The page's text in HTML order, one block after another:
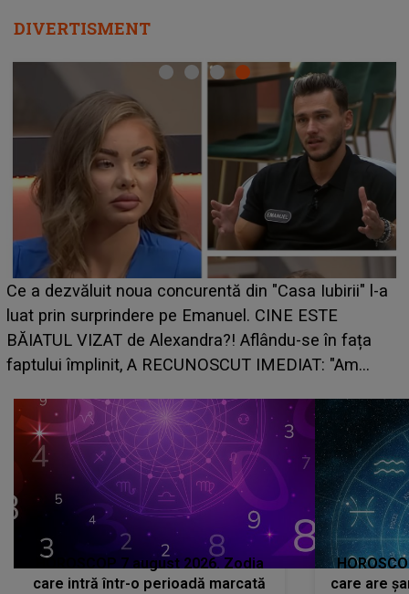
DIVERTISMENT
HOROSCOP de weekend, 8-9 august 2026. Zodia
care riscă să rămână fără bani. O decizie luată în
grabă îi aduce pierderi semnificative și îi dă toate
planurile peste cap
HOROSCOP 7 august 2026. Zodia
care intră într-o perioadă marcată
care are